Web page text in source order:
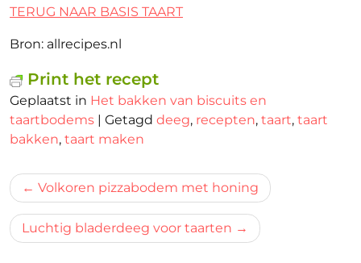
TERUG NAAR BASIS TAART
Bron: allrecipes.nl
Print het recept
Geplaatst in Het bakken van biscuits en
taartbodems | Getagd deeg, recepten, taart, taart
bakken, taart maken
Bericht
navigatie
Volkoren pizzabodem met honing
Luchtig bladerdeeg voor taarten